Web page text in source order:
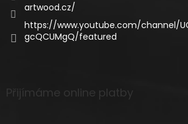
artwood.cz/
https://www.youtube.com/channel/
gcQCUMgQ/featured
Přijímáme online platby